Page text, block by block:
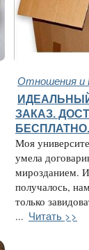
Отношения
ЗАКАЗ.
БЕСПЛАТНО.
Моя
умела
мирозданием. И
получалось,
только
... Читать >>